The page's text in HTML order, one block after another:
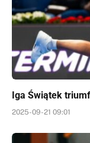
Iga Świątek
2025-09-21 09:01